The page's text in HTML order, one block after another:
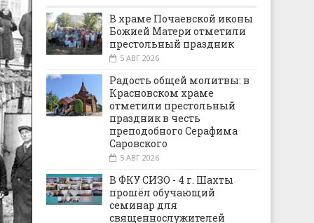
В храме Почаевской иконы
Божией Матери отметили
престольный праздник
5 АВГ 2026
Радость общей молитвы: в
Красновском храме
отметили престольный
праздник в честь
преподобного Серафима
Саровского
5 АВГ 2026
В ФКУ СИЗО - 4 г. Шахты
прошёл обучающий
семинар для
священнослужителей